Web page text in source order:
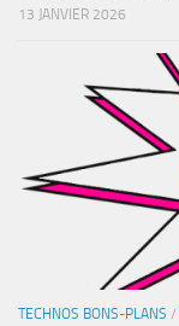
13 JANVIER 2026
TECHNOS BONS-PLANS /